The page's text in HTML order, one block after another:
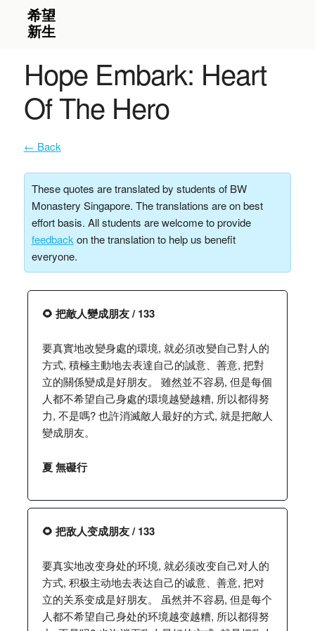
Hope Embark: Heart
Of The Hero
← Back
These quotes are translated by students of BW
Monastery Singapore. The translations are on best
effort basis. All students are welcome to provide
feedback on the translation to help us benefit
everyone.
🌻 把敵人變成朋友 / 133
要真實地改變身處的環境, 就必須改變自己對人的
方式, 積極主動地去表達自己的誠意、善意, 把對
立的關係變成是好朋友。 雖然並不容易, 但是每個
人都不希望自己身處的環境越變越糟, 所以都得努
力, 不是嗎? 也許消滅敵人最好的方式, 就是把敵人
變成朋友。
夏 無礙行
🌻 把敌人变成朋友 / 133
要真实地改变身处的环境, 就必须改变自己对人的
方式, 积极主动地去表达自己的诚意、善意, 把对
立的关系变成是好朋友。 虽然并不容易, 但是每个
人都不希望自己身处的环境越变越糟, 所以都得努